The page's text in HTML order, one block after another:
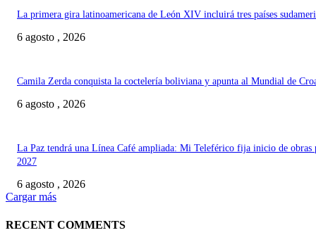
La primera gira latinoamericana de León XIV incluirá tres países
6 agosto , 2026
Camila Zerda conquista la coctelería boliviana y apunta al Mundial de
6 agosto , 2026
La Paz tendrá una Línea Café ampliada: Mi Teleférico fija inicio de obras
2027
6 agosto , 2026
Cargar más
RECENT COMMENTS